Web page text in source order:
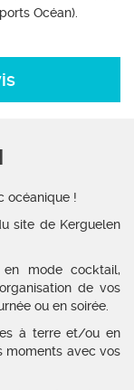
Océan).
océanique !
site de Kerguelen
en mode cocktail,
de vos
ou en soirée.
à terre et/ou en
moments avec vos